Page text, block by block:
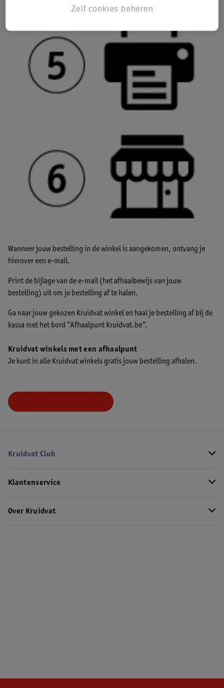
Wanneer jouw bestelling in de winkel is aangekomen, ontvang je
hierover een e-mail.
Print de bijlage van de e-mail (het afhaalbewijs van jouw
bestelling) uit om je bestelling af te halen.
Ga naar jouw gekozen Kruidvat winkel en haal je bestelling af bij de
kassa met het bord “Afhaalpunt Kruidvat.be”.
Kruidvat winkels met een afhaalpunt
Je kunt in alle Kruidvat winkels gratis jouw bestelling afhalen.
Kruidvat Club
Klantenservice
Over Kruidvat
Zelf cookies beheren